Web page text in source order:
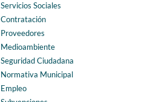
Servicios Sociales
Contratación
Proveedores
Medioambiente
Seguridad Ciudadana
Normativa Municipal
Empleo